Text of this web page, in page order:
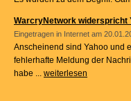
WarcryNetwork widerspricht
Eingetragen in Internet am
Anscheinend sind Yahoo und
fehlerhafte Meldung der
habe ... weiterlesen